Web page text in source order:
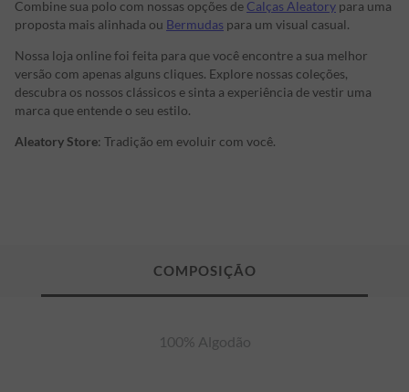
Combine sua polo com nossas opções de Calças Aleatory para uma
proposta mais alinhada ou Bermudas para um visual casual.
Nossa loja online foi feita para que você encontre a sua melhor
versão com apenas alguns cliques. Explore nossas coleções,
descubra os nossos clássicos e sinta a experiência de vestir uma
marca que entende o seu estilo.
Aleatory Store: Tradição em evoluir com você.
100% Algodão